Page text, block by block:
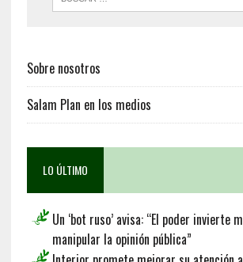
Sobre nosotros
Salam Plan en los medios
LO ÚLTIMO
Un ‘bot ruso’ avisa: “El poder invierte
manipular la opinión pública”